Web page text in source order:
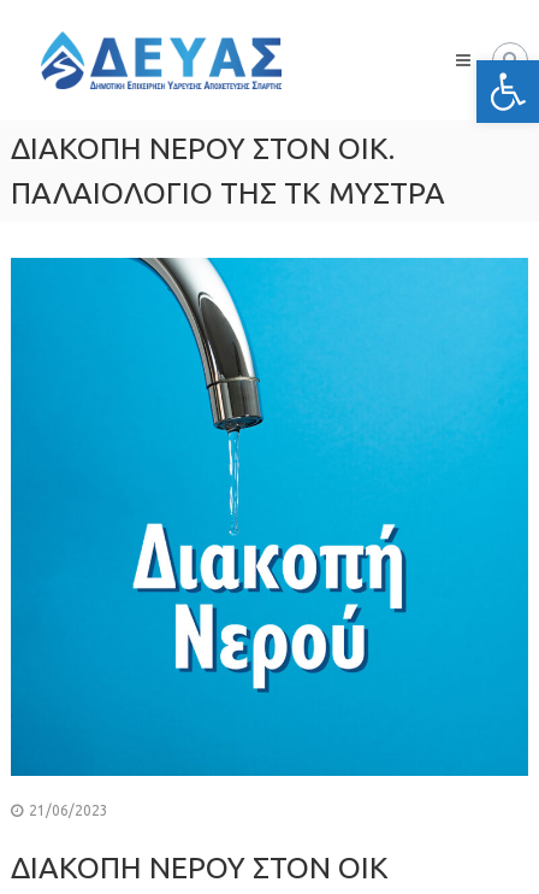
content
Δ.Ε.Υ.Α.
Σπάρτης
Δημοτική
Αποχέτευσης
ΔΙΑΚΟΠΗ ΝΕΡΟΥ ΣΤΟΝ ΟΙΚ.
ΠΑΛΑΙΟΛΟΓΙΟ ΤΗΣ ΤΚ ΜΥΣΤΡΑ
21/06/2023
ΔΙΑΚΟΠΗ ΝΕΡΟΥ ΣΤΟΝ ΟΙΚ